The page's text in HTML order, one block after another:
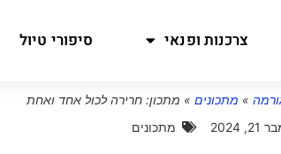
צרכנות ופנאי סיפורי טיול
» מתכונים » מתכון: חרירה לכול אחד ואחת
2024
מתכונים